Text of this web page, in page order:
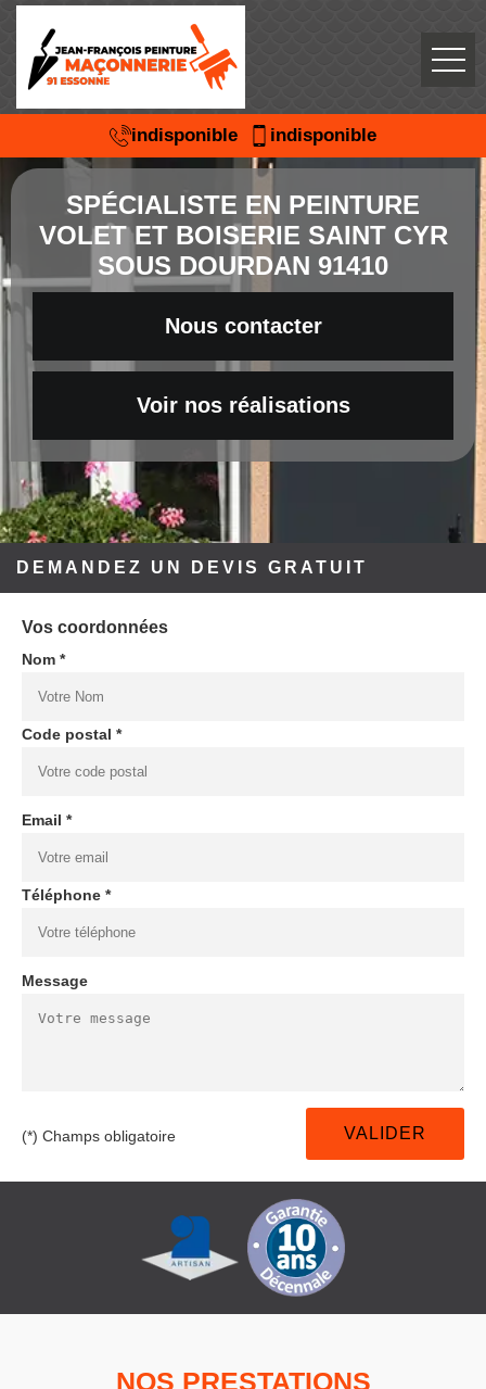
indisponible indisponible
SPÉCIALISTE EN PEINTURE
VOLET ET BOISERIE SAINT CYR
SOUS DOURDAN 91410
Nous contacter
Voir nos réalisations
DEMANDEZ UN DEVIS GRATUIT
Vos coordonnées
Nom *
Code postal *
Email *
Téléphone *
Message
(*) Champs obligatoire
NOS PRESTATIONS